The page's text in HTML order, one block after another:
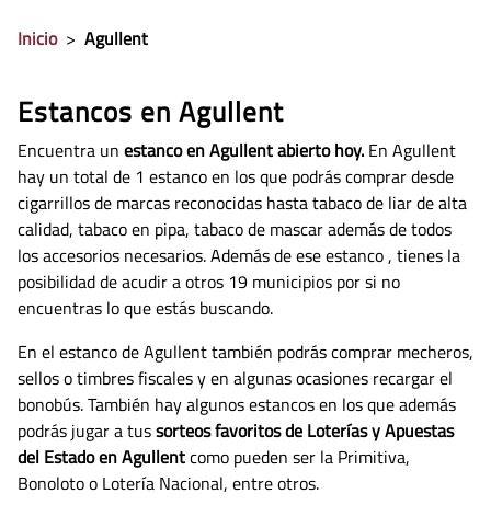
Inicio > Agullent
Estancos en Agullent
Encuentra un estanco en Agullent abierto hoy. En Agullent
hay un total de 1 estanco en los que podrás comprar desde
cigarrillos de marcas reconocidas hasta tabaco de liar de alta
calidad, tabaco en pipa, tabaco de mascar además de todos
los accesorios necesarios.Además de ese estanco , tienes la
posibilidad de acudir a otros 19 municipios por si no
encuentras lo que estás buscando.
En el estanco de Agullent también podrás comprar mecheros,
sellos o timbres fiscales y en algunas ocasiones recargar el
bonobús. También hay algunos estancos en los que además
podrás jugar a tussorteos favoritos de Loterías y Apuestas
del Estado en Agullentcomo pueden ser la Primitiva,
Bonoloto o Lotería Nacional, entre otros.